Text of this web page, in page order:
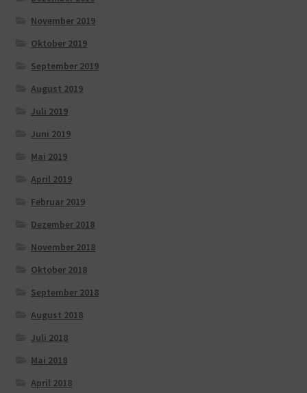
November 2019
Oktober 2019
September 2019
August 2019
Juli 2019
Juni 2019
Mai 2019
April 2019
Februar 2019
Dezember 2018
November 2018
Oktober 2018
September 2018
August 2018
Juli 2018
Mai 2018
April 2018